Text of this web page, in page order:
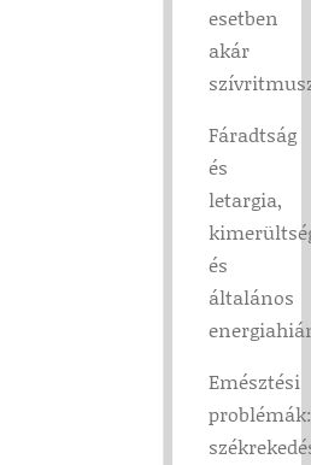
esetben
akár
Fáradtság
és
letargia,
és
általános
Emésztési
problémák: